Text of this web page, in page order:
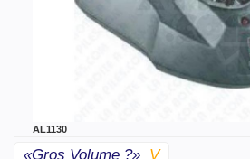
AL1130
«gros Volume ?» V